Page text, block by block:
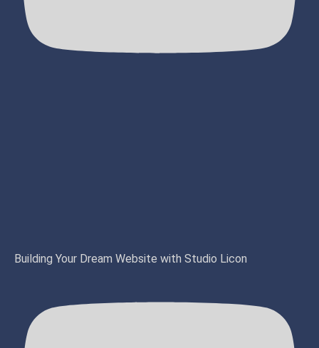
Building Your Dream Website with Studio Licon